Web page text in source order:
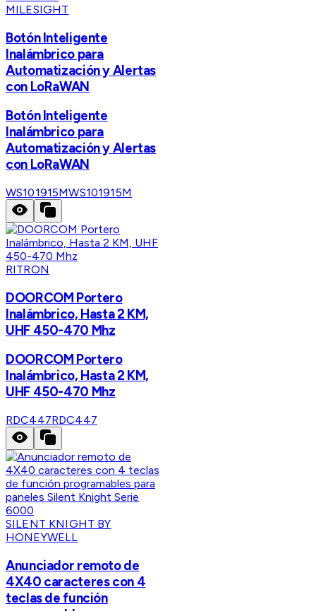
MILESIGHT
Botón Inteligente
Inalámbrico para
Automatización y Alertas
con LoRaWAN
Botón Inteligente
Inalámbrico para
Automatización y Alertas
con LoRaWAN
WS101915MWS101915M
RITRON
DOORCOM Portero
Inalámbrico, Hasta 2 KM,
UHF 450-470 Mhz
DOORCOM Portero
Inalámbrico, Hasta 2 KM,
UHF 450-470 Mhz
RDC447RDC447
SILENT KNIGHT BY
HONEYWELL
Anunciador remoto de
4X40 caracteres con 4
teclas de función